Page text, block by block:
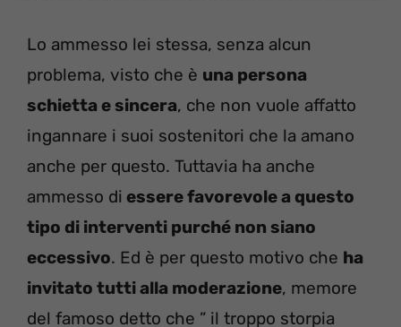
Lo ammesso lei stessa, senza alcun
problema, visto che è una persona
schietta e sincera, che non vuole affatto
ingannare i suoi sostenitori che la amano
anche per questo. Tuttavia ha anche
ammesso di essere favorevole a questo
tipo di interventi purché non siano
eccessivo. Ed è per questo motivo che ha
invitato tutti alla moderazione, memore
del famoso detto che ” il troppo storpia